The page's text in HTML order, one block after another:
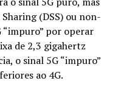
(DSS) ou non-
“impuro” por operar
de 2,3 gigahertz
o sinal 5G “impuro”
ao 4G.